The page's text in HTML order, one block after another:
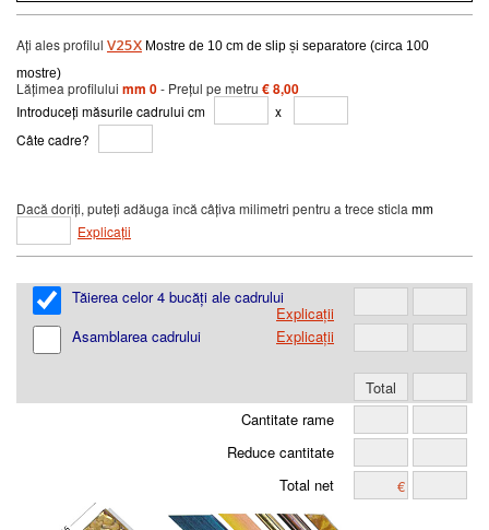
Ați ales profilul V25X Mostre de 10 cm de slip și separatore (circa 100
mostre)
Lățimea profilului mm 0- Prețul pe metru € 8,00
Introduceți măsurile cadrului cm
x
Câte cadre?
Dacă doriți, puteți adăuga încă câțiva milimetri pentru a trece sticla mm
Explicații
Tăierea celor 4 bucăți ale cadrului
Explicații
Asamblarea cadrului
Explicații
Cantitate rame
Reduce cantitate
Total net